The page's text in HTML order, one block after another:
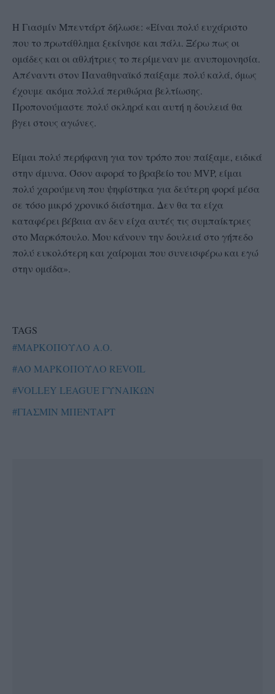
Η Γιασμίν Μπεντάρτ δήλωσε: «Είναι πολύ ευχάριστο
που το πρωτάθλημα ξεκίνησε και πάλι. Ξέρω πως οι
ομάδες και οι αθλήτριες το περίμεναν με ανυπομονησία.
Απέναντι στον Παναθηναϊκό παίξαμε πολύ καλά, όμως
έχουμε ακόμα πολλά περιθώρια βελτίωσης.
Προπονούμαστε πολύ σκληρά και αυτή η δουλειά θα
βγει στους αγώνες.
Είμαι πολύ περήφανη για τον τρόπο που παίξαμε, ειδικά
στην άμυνα. Όσον αφορά το βραβείο του MVP, είμαι
πολύ χαρούμενη που ψηφίστηκα για δεύτερη φορά μέσα
σε τόσο μικρό χρονικό διάστημα. Δεν θα τα είχα
καταφέρει βέβαια αν δεν είχα αυτές τις συμπαίκτριες
στο Μαρκόπουλο. Μου κάνουν την δουλειά στο γήπεδο
πολύ ευκολότερη και χαίρομαι που συνεισφέρω και εγώ
στην ομάδα».
TAGS
#ΜΑΡΚΟΠΟΥΛΟ Α.Ο.
#AO ΜΑΡΚΟΠΟΥΛΟ REVOIL
#VOLLEY LEAGUE ΓΥΝΑΙΚΩΝ
#ΓΙΑΣΜΙΝ ΜΠΕΝΤΑΡΤ